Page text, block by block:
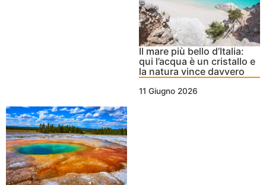
Il mare più bello d’Italia:
qui l’acqua è un cristallo e
la natura vince davvero
11 Giugno 2026